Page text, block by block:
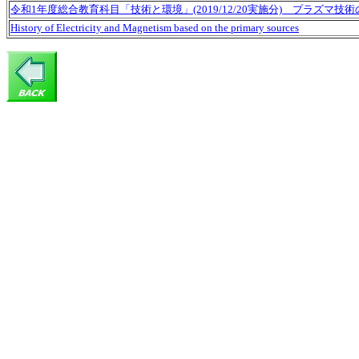
令和1年度総合教育科目「技術と環境」(2019/12/20実施分) プラズマ技術
History of Electricity and Magnetism based on the primary sources